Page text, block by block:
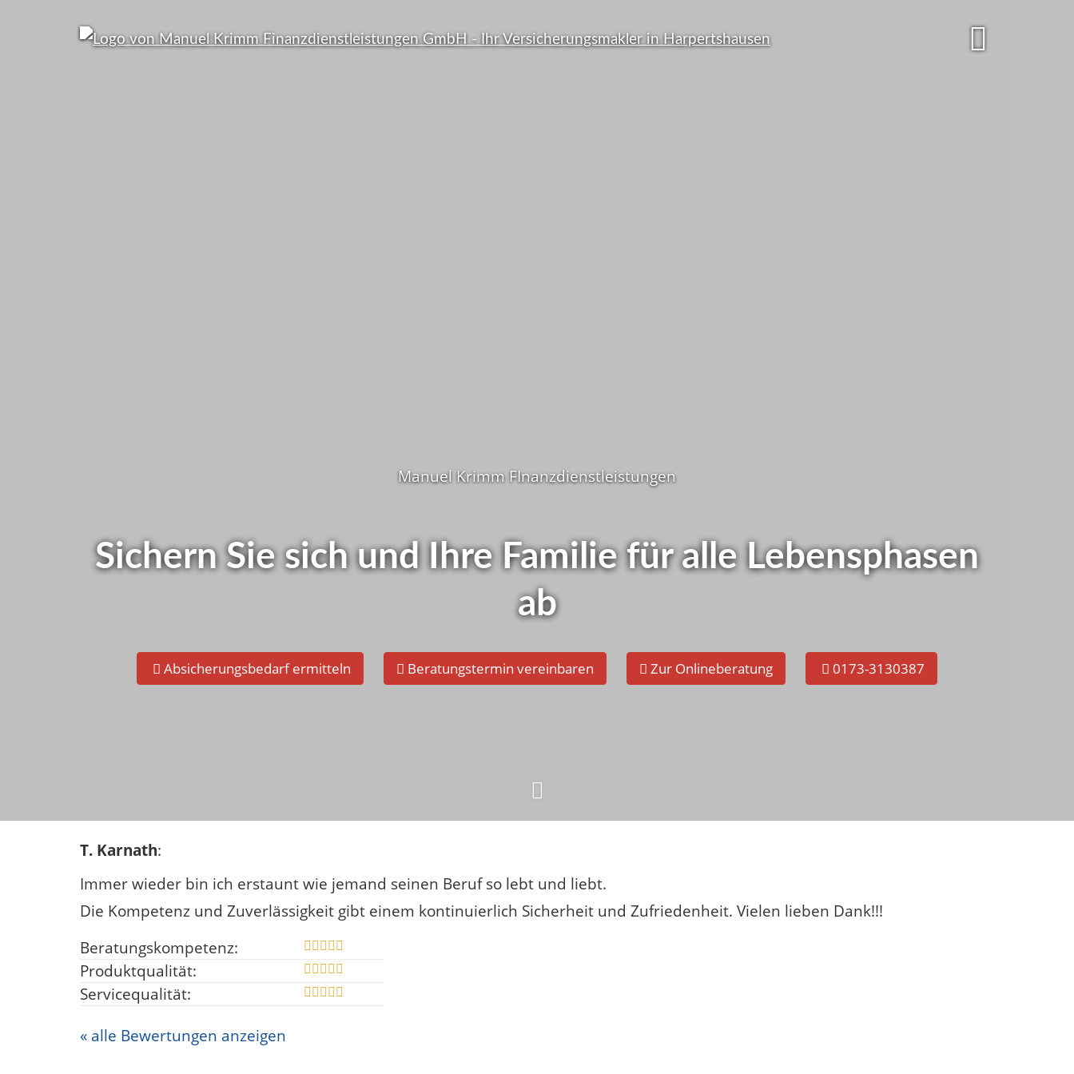
Manuel Krimm FInanzdienstleistungen
Sichern Sie sich und Ihre Familie für alle Lebensphasen
ab
Absicherungsbedarf ermitteln Beratungstermin vereinbaren Zur Onlineberatung 0173-3130387
Wie ist das bei Ihnen ? Wie ist das bei Ihnen ?
Schnelltest - Jetzt gleich selbst checken!
T. Karnath:
Immer wieder bin ich erstaunt wie jemand seinen Beruf so lebt und liebt.
Die Kompetenz und Zuverlässigkeit gibt einem kontinuierlich Sicherheit und Zufriedenheit. Vielen lieben Dank!!!
Beratungskompetenz:
Produktqualität:
Servicequalität:
« alle Bewertungen anzeigen